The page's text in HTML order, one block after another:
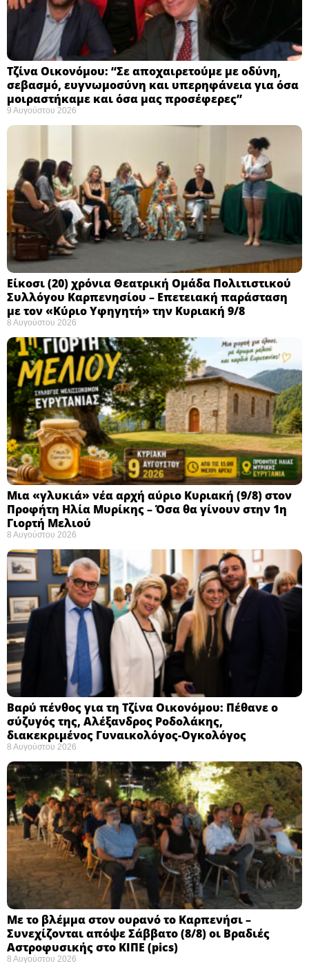
Τζίνα Οικονόμου: “Σε αποχαιρετούμε με οδύνη,
σεβασμό, ευγνωμοσύνη και υπερηφάνεια για όσα
μοιραστήκαμε και όσα μας προσέφερες”
9 Αυγούστου 2026
Eίκοσι (20) χρόνια Θεατρική Ομάδα Πολιτιστικού
Συλλόγου Καρπενησίου – Επετειακή παράσταση
με τον «Κύριο Υφηγητή» την Κυριακή 9/8
8 Αυγούστου 2026
Μια «γλυκιά» νέα αρχή αύριο Κυριακή (9/8) στον
Προφήτη Ηλία Μυρίκης – Όσα θα γίνουν στην 1η
Γιορτή Μελιού
8 Αυγούστου 2026
Βαρύ πένθος για τη Τζίνα Οικονόμου: Πέθανε ο
σύζυγός της, Αλέξανδρος Ροδολάκης,
διακεκριμένος Γυναικολόγος-Ογκολόγος
8 Αυγούστου 2026
Με το βλέμμα στον ουρανό το Καρπενήσι –
Συνεχίζονται απόψε Σάββατο (8/8) οι Βραδιές
Αστροφυσικής στο ΚΙΠΕ (pics)
8 Αυγούστου 2026